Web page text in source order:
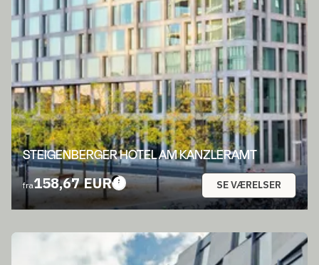
STEIGENBERGER HOTEL AM KANZLERAMT
fra158,67 EUR SE VÆRELSER